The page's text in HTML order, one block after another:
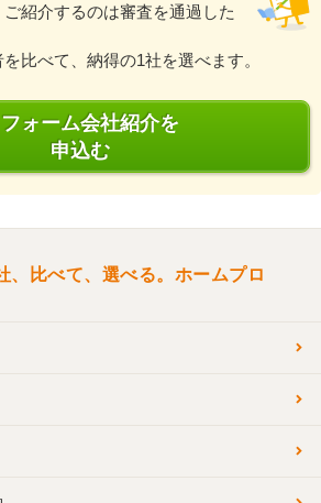
紹介するのは審査を通過した
比べて、納得の1社を選べます。
フォーム会社紹介を
申込む
、比べて、選べる。ホームプロ